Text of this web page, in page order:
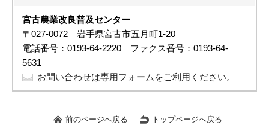
宮古農業改良普及センター
〒027-0072 岩手県宮古市五月町1-20
電話番号：0193-64-2220 ファクス番号：0193-64-
5631
お問い合わせは専用フォームをご利用ください。
前のページへ戻る トップページへ戻る